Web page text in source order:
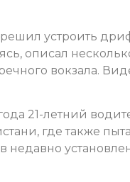
устроить
описал
вокзала.
21-летний
где также
в недавно